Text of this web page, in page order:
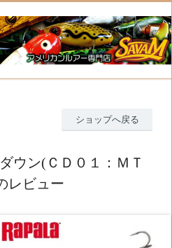
ショップへ戻る
ウン(ＣＤ０１：ＭＴ
レビュー